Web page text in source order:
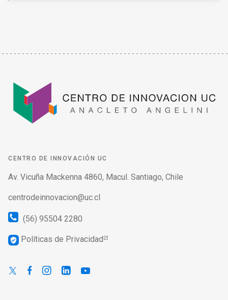
CENTRO DE INNOVACIÓN UC
Av. Vicuña Mackenna 4860, Macul. Santiago, Chile
centrodeinnovacion@uc.cl
(56) 95504 2280
verified_user Políticas de Privacidad